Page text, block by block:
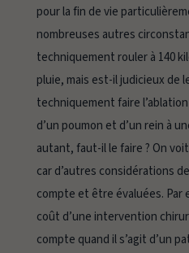
pour la fin de vie
nombreuses autres
techniquement rouler à 140
pluie, mais est-il judicieux de
techniquement faire
d’un poumon et d’un rein à
autant, faut-il le faire ? On
car d’autres considérations
compte et être évaluées. Par
coût d’une intervention
compte quand il s’agit d’un